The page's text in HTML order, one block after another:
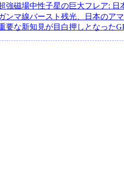
強磁場中性子星の巨大フレア: 日
ンマ線バースト残光、日本のア
要な新知見が目白押しとなった